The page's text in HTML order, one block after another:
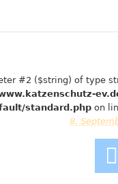
#2 ($string) of type
standard.php on
8.